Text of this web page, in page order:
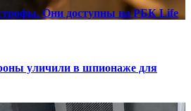
Они доступны на РБК Life
уличили в шпионаже для